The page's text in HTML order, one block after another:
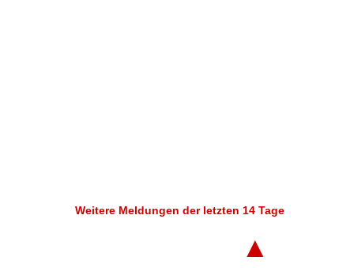
Weitere Meldungen der letzten 14 Tage
▲